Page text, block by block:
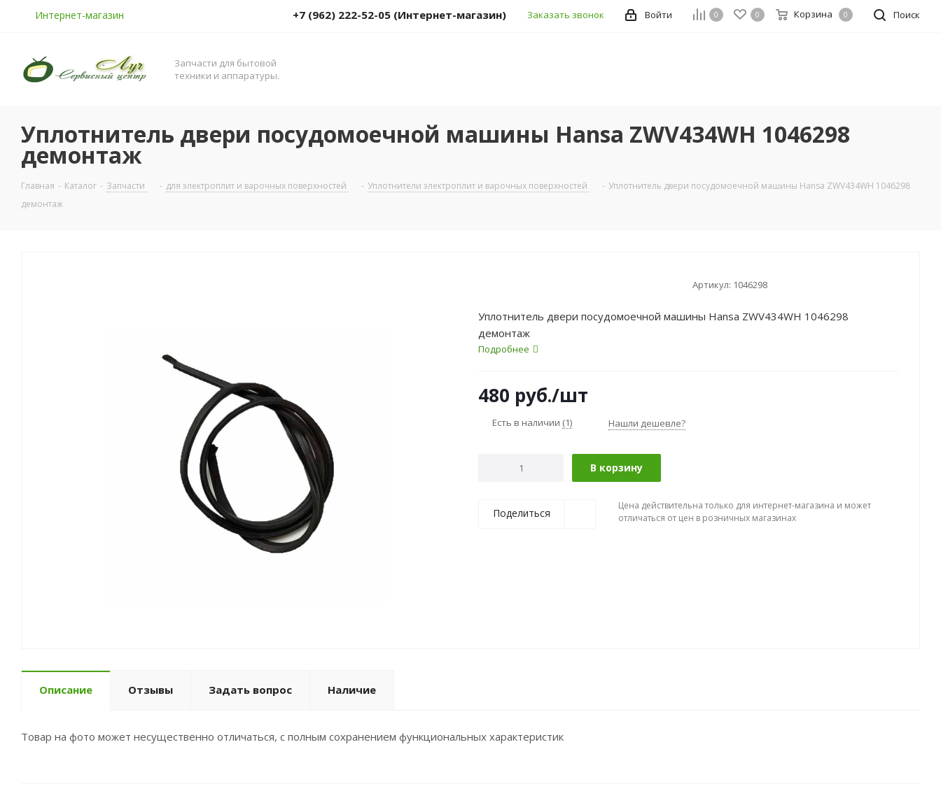
Интернет-магазин Поиск
0 0 Корзина 0
Войти
+7 (962) 222-52-05 (Интернет-магазин) Заказать звонок
Запчасти для бытовой
техники и аппаратуры.
Уплотнитель двери посудомоечной машины Hansa ZWV434WH 1046298
демонтаж
Главная - Каталог - Запчасти - для электроплит и варочных поверхностей - Уплотнители электроплит и варочных поверхностей - Уплотнитель двери посудомоечной машины Hansa ZWV434WH 1046298
демонтаж
Артикул: 1046298
Уплотнитель двери посудомоечной машины Hansa ZWV434WH 1046298
демонтаж
Подробнее
480 руб./шт
Есть в наличии (1) Нашли дешевле?
В корзину
Поделиться
Цена действительна только для интернет-магазина и может
отличаться от цен в розничных магазинах
Описание Отзывы Задать вопрос Наличие
Товар на фото может несущественно отличаться, с полным сохранением функциональных характеристик